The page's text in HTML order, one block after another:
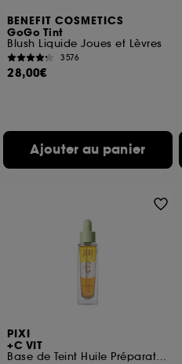
BENEFIT COSMETICS
GoGo Tint
Blush Liquide Joues et Lèvres
3576
28,00€
Ajouter au panier
PIXI
+C VIT
Base de Teint Huile Préparatrice